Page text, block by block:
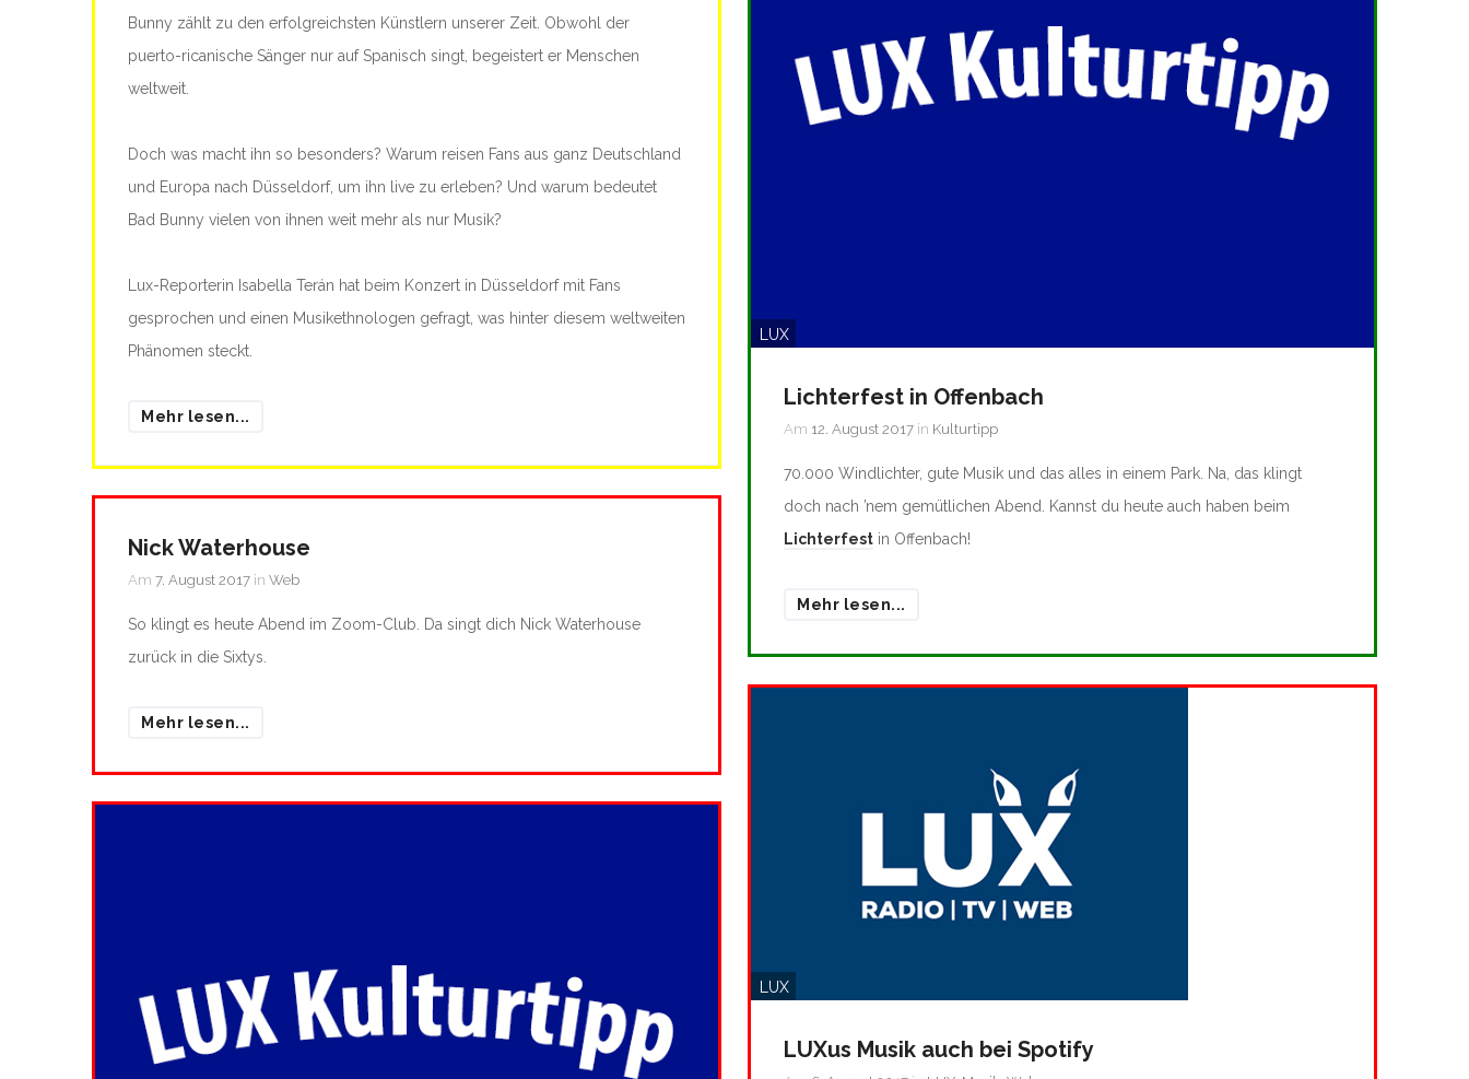
Bunny zählt zu den erfolgreichsten Künstlern unserer Zeit. Obwohl der
puerto-ricanische Sänger nur auf Spanisch singt, begeistert er Menschen
weltweit.
Doch was macht ihn so besonders? Warum reisen Fans aus ganz Deutschland
und Europa nach Düsseldorf, um ihn live zu erleben? Und warum bedeutet
Bad Bunny vielen von ihnen weit mehr als nur Musik?
Lux-Reporterin Isabella Terán hat beim Konzert in Düsseldorf mit Fans
gesprochen und einen Musikethnologen gefragt, was hinter diesem weltweiten
Phänomen steckt.
Mehr lesen...
LUX
Lichterfest in Offenbach
Am 12. August 2017 in Kulturtipp
70.000 Windlichter, gute Musik und das alles in einem Park. Na, das klingt
doch nach ’nem gemütlichen Abend. Kannst du heute auch haben beim
Lichterfest in Offenbach!
Mehr lesen...
Nick Waterhouse
Am 7. August 2017 in Web
So klingt es heute Abend im Zoom-Club. Da singt dich Nick Waterhouse
zurück in die Sixtys.
Mehr lesen...
LUX
LUXus Musik auch bei Spotify